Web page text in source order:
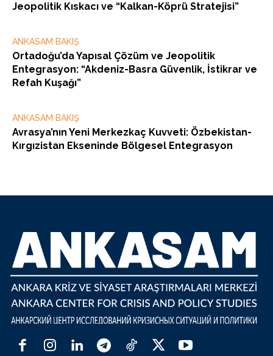
Jeopolitik Kıskacı ve “Kalkan-Köprü Stratejisi”
ANKASAM BAKIŞ
Ortadoğu’da Yapısal Çözüm ve Jeopolitik
Entegrasyon: “Akdeniz-Basra Güvenlik, İstikrar ve
Refah Kuşağı”
ANKASAM BAKIŞ
Avrasya’nın Yeni Merkezkaç Kuvveti: Özbekistan-
Kırgızistan Ekseninde Bölgesel Entegrasyon